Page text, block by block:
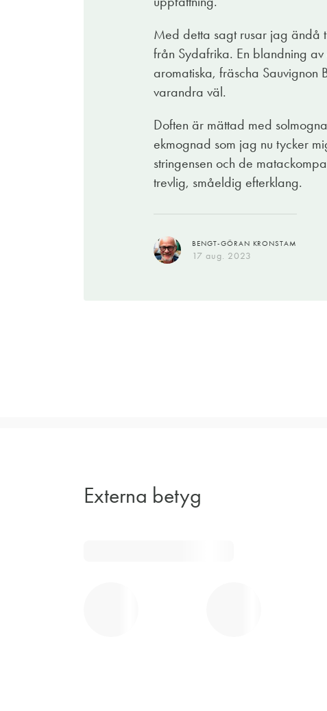
Med detta sagt rusar jag ändå
från Sydafrika. En blandning
aromatiska, fräscha
varandra väl.
Doften är mättad med
ekmognad som jag nu tycker
stringensen och de
trevlig, småeldig efterklang.
BENGT-GÖRAN KRONSTAM
17 aug. 2023
GUNILLA HULTGREN KARELL
28 feb. 2023
28 feb. 2023
Externa betyg